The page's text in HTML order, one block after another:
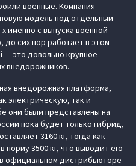
военные. Компания
модель под отдельным
именно с выпуска военной
до сих пор работает в этом
— это довольно крупное
внедорожников.
внедорожная платформа,
электрическую, так и
они были представлены на
пока будет только гибрид,
3160 кг, тогда как
норму 3500 кг, что выводит его
официальном дистрибьюторе